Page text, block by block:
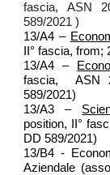
fascia, ASN
589/2021 )
13/A4 –
II° fascia,
13/A4
–
fascia, ASN
589/2021)
13/A3 –
position, II°
DD 589/2021)
13/B4 -
Aziendale (